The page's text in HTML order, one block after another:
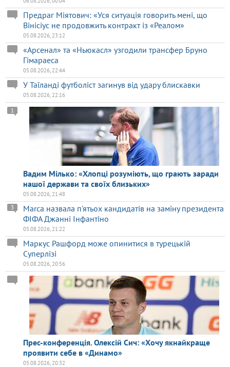
Предраг Міятович: «Уся ситуація говорить мені, що
Вінісіус не продовжить контракт із «Реалом»
05.08.2026, 23:12
«Арсенал» та «Ньюкасл» узгодили трансфер Бруно
Гімараеса
05.08.2026, 22:44
У Таїланді футболіст загинув від удару блискавки
05.08.2026, 22:16
Вадим Мілько: «Хлопці розуміють, що грають заради
нашої держави та своїх близьких»
1
05.08.2026, 21:48
Marca назвала п'ятьох кандидатів на заміну президента
ФІФА Джанні Інфантіно
3
05.08.2026, 21:22
Маркус Рашфорд може опинитися в турецькій
Суперлізі
05.08.2026, 20:56
Прес-конференція. Олексій Сич: «Хочу якнайкраще
проявити себе в «Динамо»
05.08.2026, 20:32